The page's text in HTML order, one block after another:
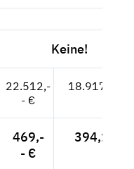
Keine!
22.512,-
- €
18.917,65 €
469,-
- €
394,12 €